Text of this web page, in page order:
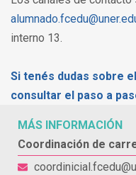
interno 13.
Si tenés dudas sobre
consultar el paso a
MÁS INFORMACIÓN
Coordinación de